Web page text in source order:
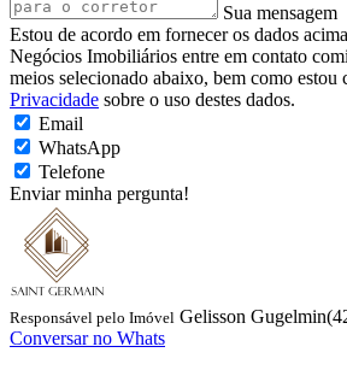
Sua mensagem
Estou de acordo em fornecer os dados
Negócios Imobiliários entre em contato
meios selecionado abaixo, bem como estou
Privacidade sobre o uso destes dados.
Email
WhatsApp
Telefone
Enviar minha pergunta!
Responsável pelo Imóvel Gelisson Gugelmin
Conversar no Whats